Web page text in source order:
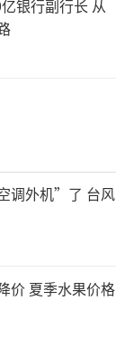
银行副行长 从
调外机”了 台风
价 夏季水果价格